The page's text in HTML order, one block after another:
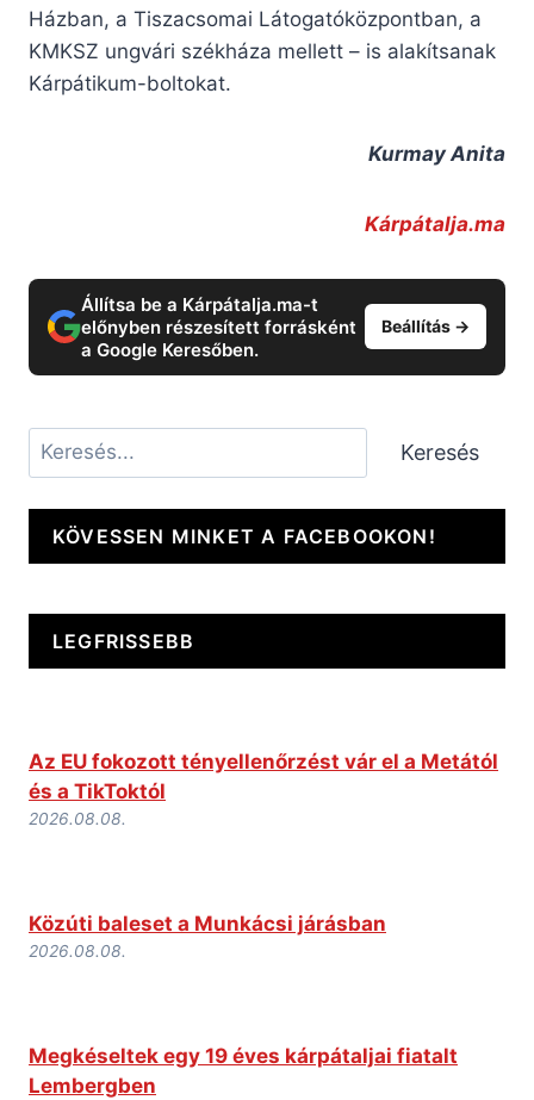
Házban, a Tiszacsomai Látogatóközpontban, a
KMKSZ ungvári székháza mellett – is alakítsanak
Kárpátikum-boltokat.
Kurmay Anita
Kárpátalja.ma
Állítsa be a Kárpátalja.ma-t
előnyben részesített forrásként
a Google Keresőben.
Beállítás →
Keresés Keresés
KÖVESSEN MINKET A FACEBOOKON!
LEGFRISSEBB
Az EU fokozott tényellenőrzést vár el a Metától
és a TikToktól
2026.08.08.
Közúti baleset a Munkácsi járásban
2026.08.08.
Megkéseltek egy 19 éves kárpátaljai fiatalt
Lembergben